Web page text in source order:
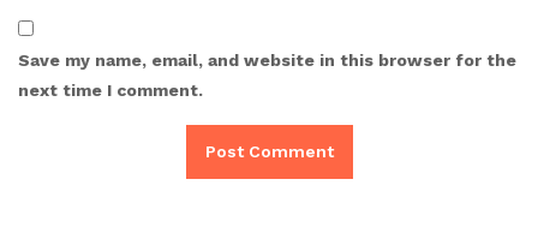
Save my name, email, and website in this browser for the
next time I comment.